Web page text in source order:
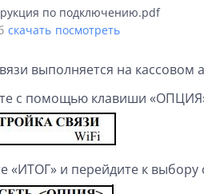
по подключению.pdf
скачать посмотреть
выполняется на кассовом
с помощью клавиши
«ИТОГ» и перейдите к выбору